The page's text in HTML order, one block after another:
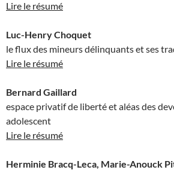
Lire le résumé
Luc-Henry Choquet
le flux des mineurs délinquants et ses
Lire le résumé
Bernard Gaillard
espace privatif de liberté et aléas des
adolescent
Lire le résumé
Herminie Bracq-Leca, Marie-Anouck